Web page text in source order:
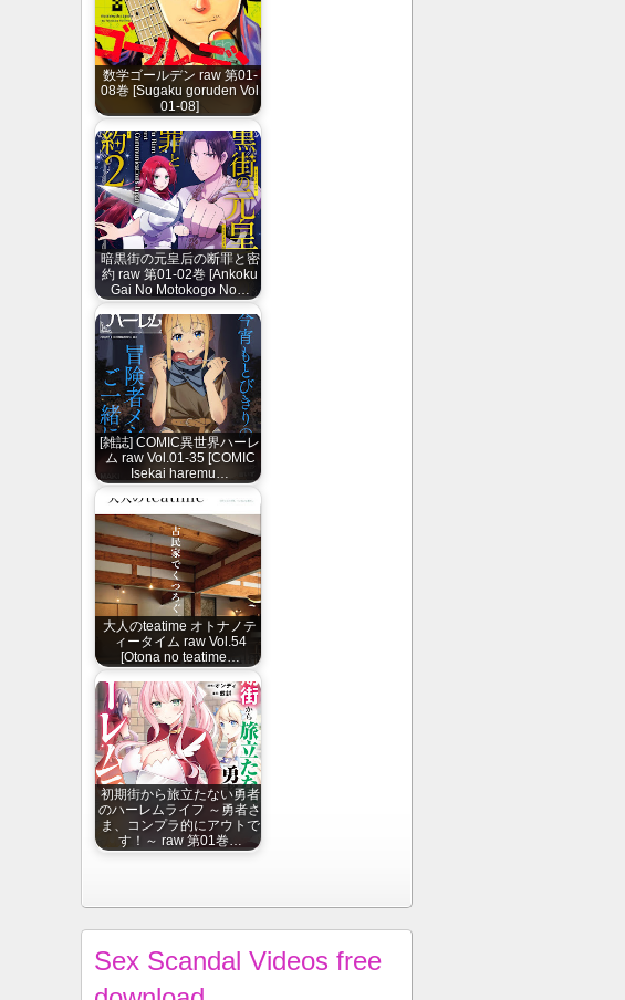
数学ゴールデン raw 第01-
08巻 [Sugaku goruden Vol
01-08]
暗黒街の元皇后の断罪と密
約 raw 第01-02巻 [Ankoku
Gai No Motokogo No…
[雑誌] COMIC異世界ハーレ
ム raw Vol.01-35 [COMIC
Isekai haremu…
大人のteatime オトナノテ
ィータイム raw Vol.54
[Otona no teatime…
初期街から旅立たない勇者
のハーレムライフ ～勇者さ
ま、コンプラ的にアウトで
す！～ raw 第01巻…
Sex Scandal Videos free